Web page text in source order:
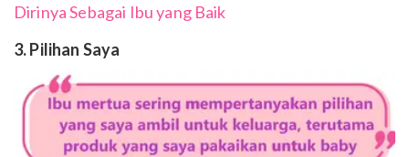
Dirinya Sebagai Ibu yang Baik
3. Pilihan Saya